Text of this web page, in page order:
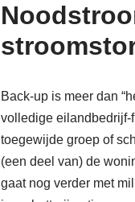
Back-up is meer dan
volledige eilandbedrijf-
toegewijde groep of
(een deel van) de
gaat nog verder met